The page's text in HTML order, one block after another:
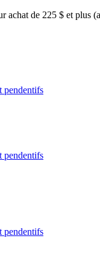
achat de 225 $ et plus
pendentifs
pendentifs
pendentifs